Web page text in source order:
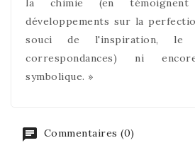
la chimie (en témoignent
développements sur la
souci de l'inspiration, le
correspondances) ni
symbolique. »
Commentaires (0)